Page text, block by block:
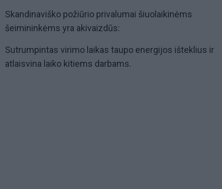
Skandinaviško požiūrio privalumai šiuolaikinėms
šeimininkėms yra akivaizdūs:
Sutrumpintas virimo laikas taupo energijos išteklius ir
atlaisvina laiko kitiems darbams.